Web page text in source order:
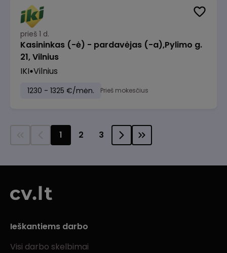
prieš 1 d.
Kasininkas (-ė) - pardavėjas (-a),Pylimo g.
21, Vilnius
IKI Vilnius
1230 - 1325 €/mėn. Prieš mokesčius
1 2 3
Ieškantiems darbo
Visi darbo skelbimai